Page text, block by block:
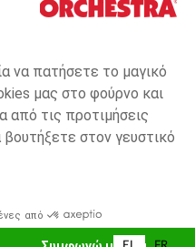
να πατήσετε το μαγικό
μας στο φούρνο και
από τις προτιμήσεις
βουτήξετε στον γευστικό
από
one
με
Πώλησης
cookies
συμμορφούμενη
δεοντολογίας και στο σύστημα
Ηλεκτρονικού Εμπορίου.